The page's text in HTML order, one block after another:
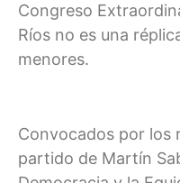
Congreso
Ríos no es una
menores.
Convocados por los
partido de Martín